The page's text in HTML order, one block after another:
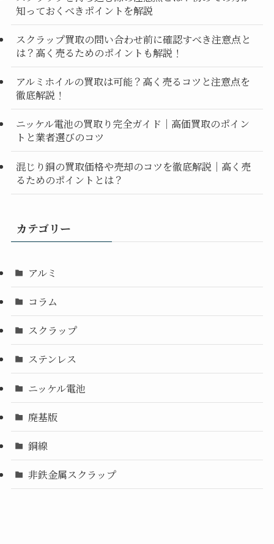
知っておくべきポイントを解説
スクラップ買取の問い合わせ前に確認すべき注意点と
は？高く売るためのポイントも解説！
アルミホイルの買取は可能？高く売るコツと注意点を
徹底解説！
ニッケル電池の買取り完全ガイド｜高価買取のポイン
トと業者選びのコツ
混じり銅の買取価格や売却のコツを徹底解説｜高く売
るためのポイントとは？
カテゴリー
アルミ
コラム
スクラップ
ステンレス
ニッケル電池
廃基版
銅線
非鉄金属スクラップ